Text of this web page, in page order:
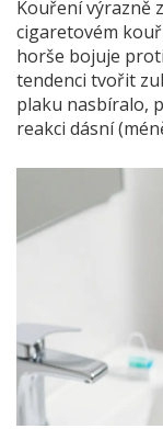
Kouření výrazně
cigaretovém
horše bojuje
tendenci tvořit
plaku nasbíralo,
reakci dásní